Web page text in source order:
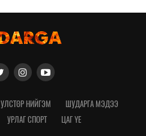
УЛСТӨР НИЙГЭМ
ШУДАРГА МЭДЭЭ
УРЛАГ СПОРТ ЦАГ ҮЕ